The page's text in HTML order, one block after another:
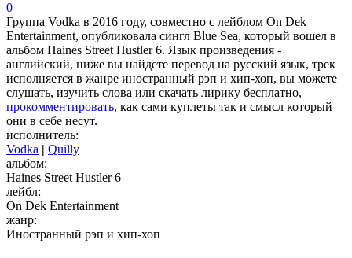
0
Группа Vodka в 2016 году, совместно с лейблом On Dek
Entertainment, опубликовала сингл Blue Sea, который вошел в
альбом Haines Street Hustler 6. Язык произведения -
английский, ниже вы найдете перевод на русский язык, трек
исполняется в жанре иностранный рэп и хип-хоп, вы можете
слушать, изучить слова или скачать лирику бесплатно,
прокомментировать, как сами куплеты так и смысл который
они в себе несут.
исполнитель:
Vodka
Quilly
альбом:
Haines Street Hustler 6
лейбл:
On Dek Entertainment
жанр:
Иностранный рэп и хип-хоп